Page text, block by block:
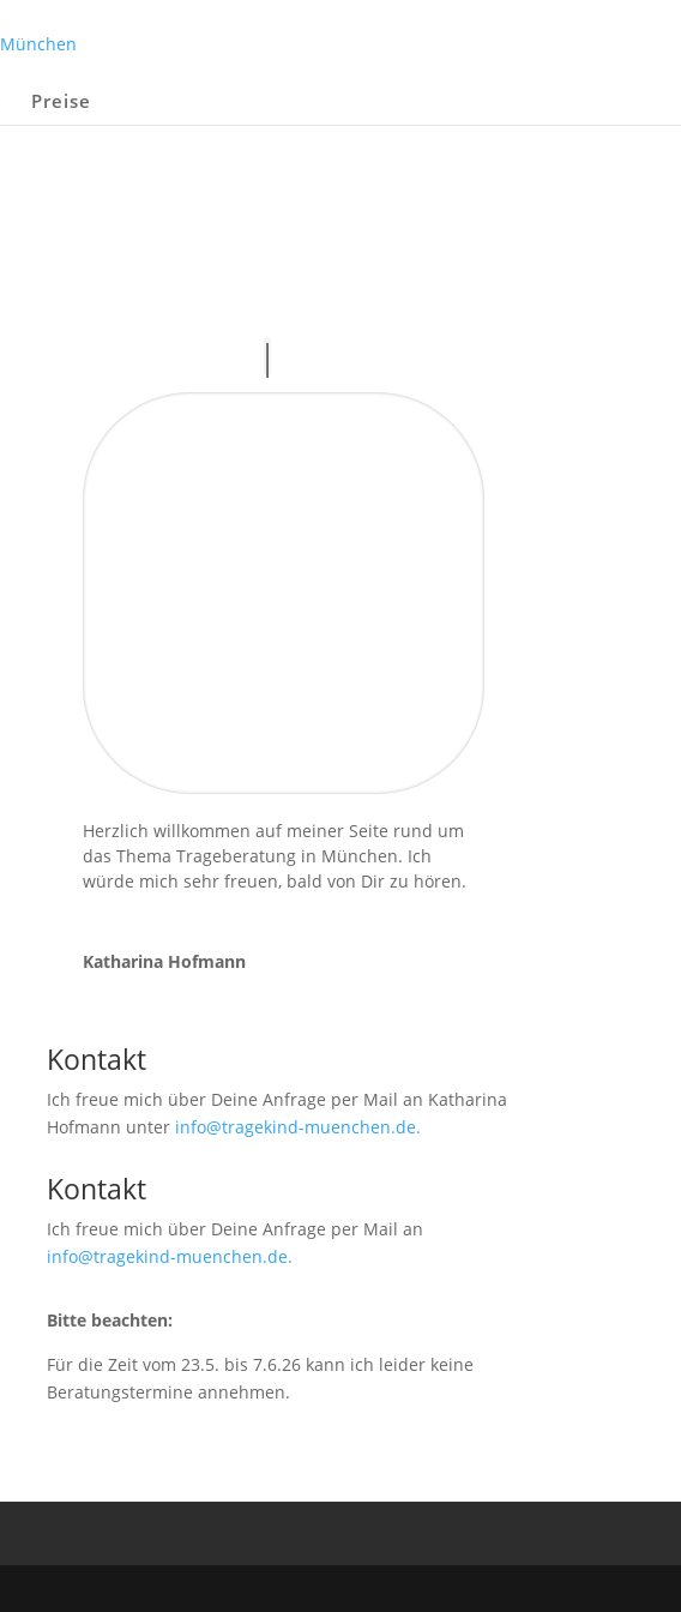
Preise
Herzlich willkommen auf meiner Seite rund um
das Thema Trageberatung in München. Ich
würde mich sehr freuen, bald von Dir zu hören.
Katharina Hofmann
Kontakt
Ich freue mich über Deine Anfrage per Mail an Katharina
Hofmann unter info@tragekind-muenchen.de.
Kontakt
Ich freue mich über Deine Anfrage per Mail an
info@tragekind-muenchen.de.
Bitte beachten:
Für die Zeit vom 23.5. bis 7.6.26 kann ich leider keine
Beratungstermine annehmen.